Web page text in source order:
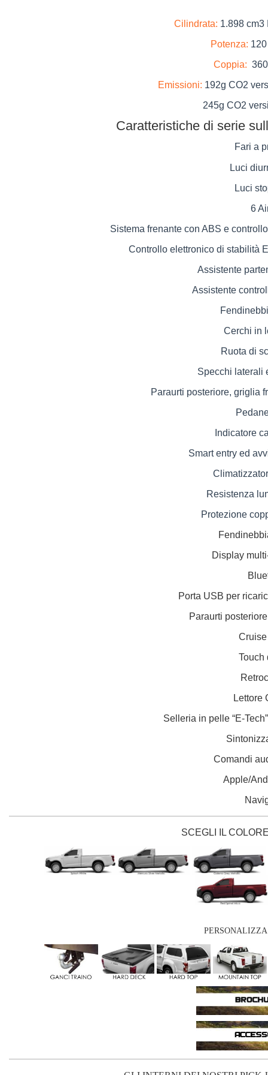
Cilindrata: 1.898 cm3
Potenza:
Coppia:
Emissioni: 192g CO2
245g CO2 versione
Caratteristiche di serie
Fari a
Luci
Luci
6
Sistema frenante con ABS e
Controllo elettronico di stabilità
Assistente
Assistente
Cerchi in
Ruota di
Specchi laterali
Paraurti posteriore, griglia
Indicatore
Smart entry ed
Resistenza
Protezione
Display
Porta USB per
Paraurti
Cruise
Touch
Lettore
Selleria in pelle “E-
Comandi
Apple/
SCEGLI IL